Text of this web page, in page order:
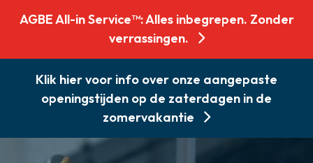
Outlet
Reparatieservice
Showroom
Onderdelen
AGBE All-in Service™: Alles inbegrepen. Zonder
verrassingen.
Klik hier voor info over onze aangepaste
openingstijden op de zaterdagen in de
zomervakantie